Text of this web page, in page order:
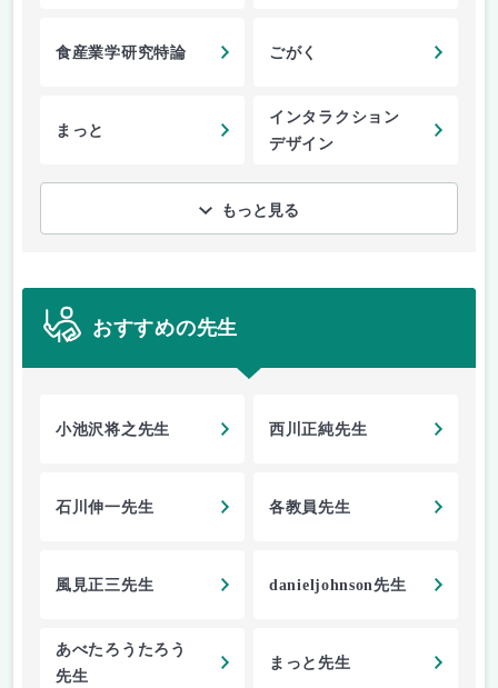
食産業学研究特論 ごがく
まっと
インタラクション
デザイン
もっと見る
おすすめの先生
小池沢将之先生 西川正純先生
石川伸一先生 各教員先生
風見正三先生 danieljohnson先生
あべたろうたろう
先生
まっと先生